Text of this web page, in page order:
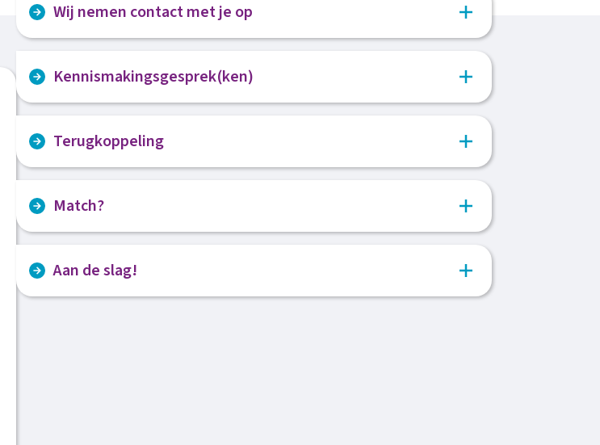
eventueel motivatie bij.
Wij nemen contact met je op
een match? Dan nodigen we je uit voor een kennismakingsgesprek bij ons
op de vestiging.
Kennismakingsgesprek(ken)
kennen en vertellen jou meteen meer over de vacature. Bij een goed
gesprek ga jij daarna in gesprek met onze opdrachtgever om kennis te
Terugkoppeling
verlopen is en wat de ervaringen zijn.
Match?
gemaakt.
Aan de slag!